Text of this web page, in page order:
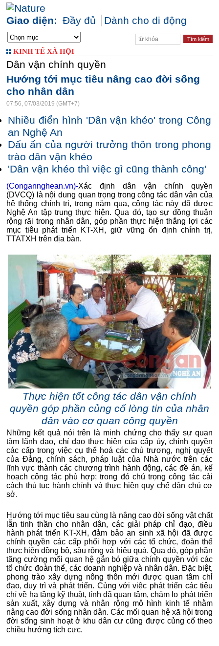
Giao diện: Đầy đủ Dành cho di động
KINH TẾ XÃ HỘI
Dân vận chính quyền
Hướng tới mục tiêu nâng cao đời sống
cho nhân dân
07:56, 07/03/2019 (GMT+7)
Nhiều điển hình 'Dân vận khéo' trong Công
an Nghệ An
Dấu ấn của người trưởng thôn trong phong
trào dân vận khéo
'Dân vận khéo thì việc gì cũng thành công'
(Congannghean.vn)-Xác định dân vận chính quyền
(DVCQ) là nội dung quan trọng trong công tác dân vận của
hệ thống chính trị, trong năm qua, công tác này đã được
Nghệ An tập trung thực hiện. Qua đó, tạo sự đồng thuận
rộng rãi trong nhân dân, góp phần thực hiện thắng lợi các
mục tiêu phát triển KT-XH, giữ vững ổn định chính trị,
TTATXH trên địa bàn.
Thực hiện tốt công tác dân vận chính
quyền góp phần củng cố lòng tin của nhân
dân vào cơ quan công quyền
Những kết quả nói trên là minh chứng cho thấy sự quan
tâm lãnh đạo, chỉ đạo thực hiện của cấp ủy, chính quyền
các cấp trong việc cụ thể hoá các chủ trương, nghị quyết
của Đảng, chính sách, pháp luật của Nhà nước trên các
lĩnh vực thành các chương trình hành động, các đề án, kế
hoạch công tác phù hợp; trong đó chú trọng công tác cải
cách thủ tục hành chính và thực hiện quy chế dân chủ cơ
sở.
Hướng tới mục tiêu sau cùng là nâng cao đời sống vật chất
lẫn tinh thần cho nhân dân, các giải pháp chỉ đạo, điều
hành phát triển KT-XH, đảm bảo an sinh xã hội đã được
chính quyền các cấp phối hợp với các tổ chức, đoàn thể
thực hiện đồng bộ, sâu rộng và hiệu quả. Qua đó, góp phần
tăng cường mối quan hệ gắn bó giữa chính quyền với các
tổ chức đoàn thể, các doanh nghiệp và nhân dân. Đặc biệt,
phong trào xây dựng nông thôn mới được quan tâm chỉ
đạo, duy trì và phát triển. Cùng với việc phát triển các tiêu
chí về hạ tầng kỹ thuật, tỉnh đã quan tâm, chăm lo phát triển
sản xuất, xây dựng và nhân rộng mô hình kinh tế nhằm
nâng cao đời sống nhân dân. Các mối quan hệ xã hội trong
đời sống sinh hoạt ở khu dân cư cũng được củng cố theo
chiều hướng tích cực.